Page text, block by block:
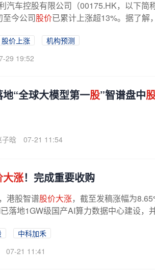
汽车控股有限公司（00175.HK，以下简
至今公司股价已累计上涨超13%。据了解
股价上涨
机构预测
29 19:52
“全球大模型第一股”智谱盘中
子晗 07-21 11:54
大涨！完成重要收购
港股智谱股价大涨，截至发稿涨幅为
落地1GW级国产AI算力数据中心建设，
中科加禾
07-21 11:41